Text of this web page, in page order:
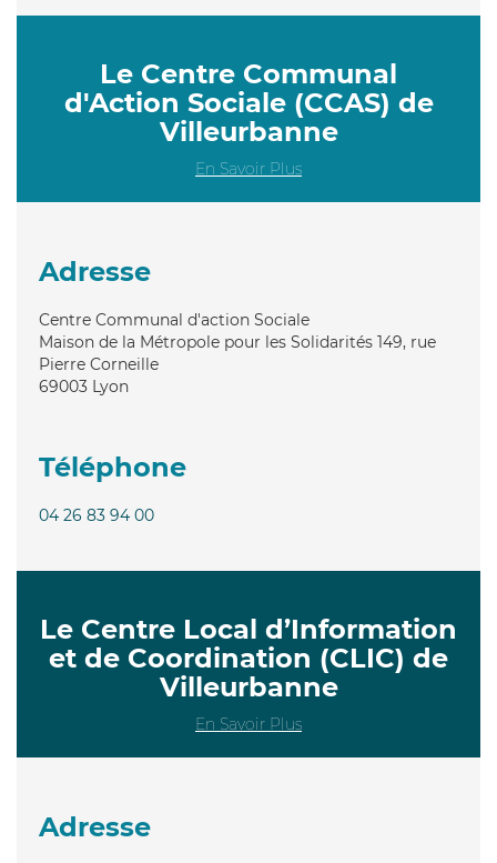
Le Centre Communal
d'Action Sociale (CCAS) de
Villeurbanne
En Savoir Plus
Adresse
Centre Communal d'action Sociale
Maison de la Métropole pour les Solidarités 149, rue
Pierre Corneille
69003 Lyon
Téléphone
04 26 83 94 00
Le Centre Local d’Information
et de Coordination (CLIC) de
Villeurbanne
En Savoir Plus
Adresse